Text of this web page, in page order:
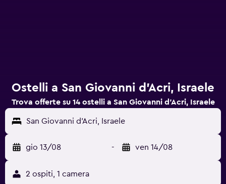
Ostelli a San Giovanni d'Acri, Israele
Trova offerte su 14 ostelli a San Giovanni d'Acri, Israele
San Giovanni d'Acri, Israele
gio 13/08 - ven 14/08
2 ospiti, 1 camera